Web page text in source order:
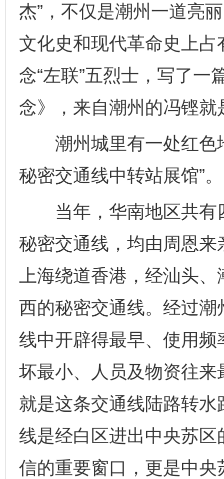
杰”，不仅是潮州一道亮
文化史和现代革命史上
念“左联”五烈士，写了
念》，来自潮州的冯铿就
潮州城里有一处红色
秘密交通线中转站展馆”。
当年，华南地区共有
秘密交通线，均由周恩
上海绕道香港，经汕头
西的秘密交通线。经过
线中开辟得最早、使用
坏最小、人员及物资往
就是这条交通线陆路转
线是经白区进出中央苏
信的重要窗口，更是中